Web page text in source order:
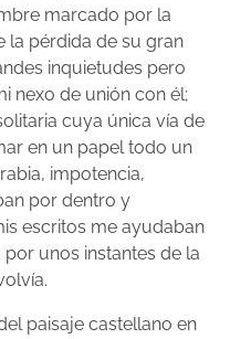
marcado por la
la pérdida de su gran
inquietudes pero
nexo de unión con él;
cuya única vía de
en un papel todo un
impotencia,
por dentro y
escritos me ayudaban
unos instantes de la
paisaje castellano en